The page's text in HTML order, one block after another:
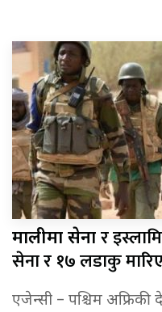
मालीमा सेना र
सेना र १७ लडाकु
एजेन्सी – पश्चिम अफ्रिकी